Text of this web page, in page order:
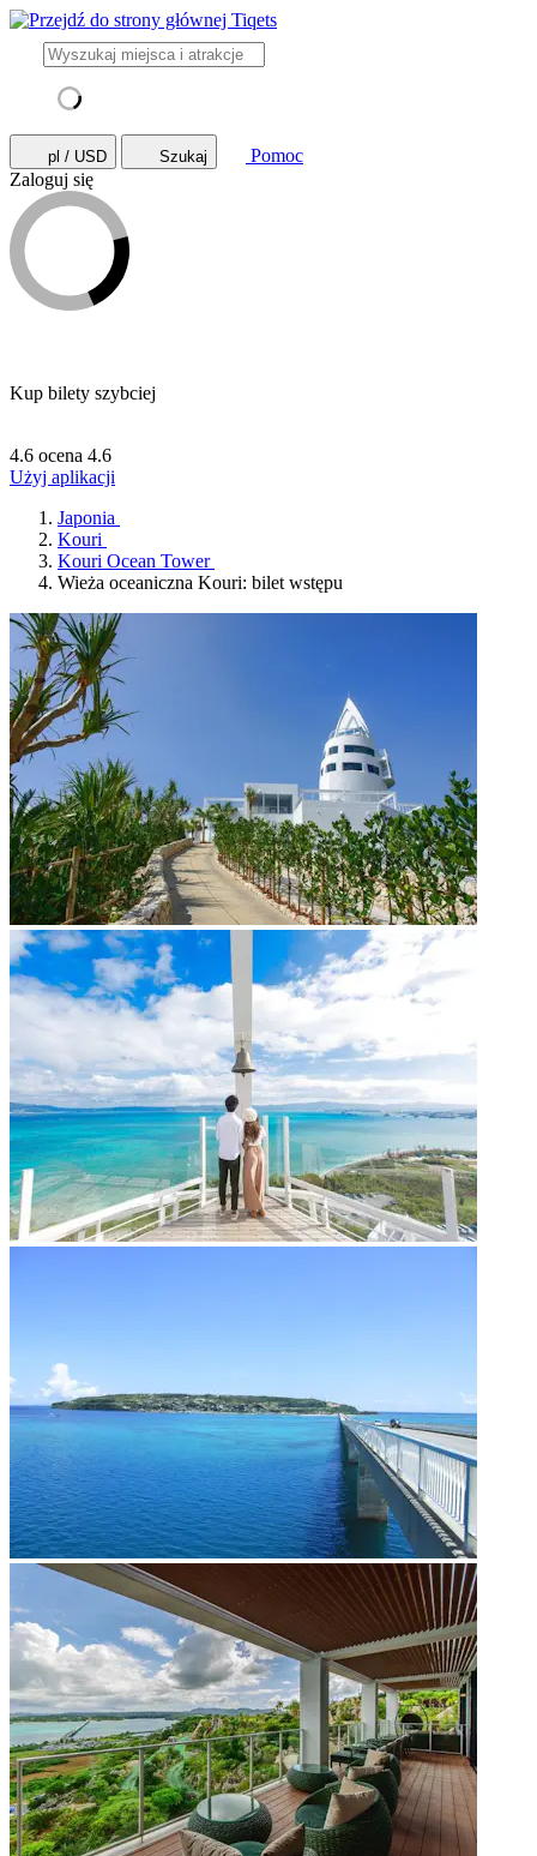
pl / USD Szukaj
Pomoc
Zaloguj się
Kup bilety szybciej
4.6 ocena 4.6
Użyj aplikacji
Japonia
Kouri
Kouri Ocean Tower
Wieża oceaniczna Kouri: bilet wstępu